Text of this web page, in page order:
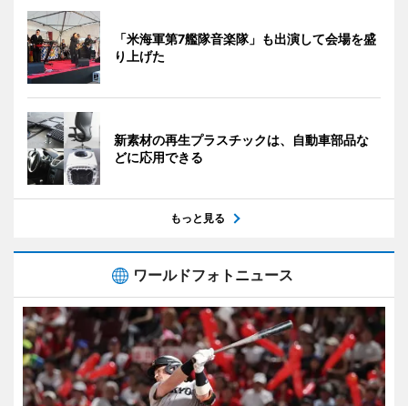
「米海軍第7艦隊音楽隊」も出演して会場を盛
り上げた
新素材の再生プラスチックは、自動車部品な
どに応用できる
もっと見る
ワールドフォトニュース